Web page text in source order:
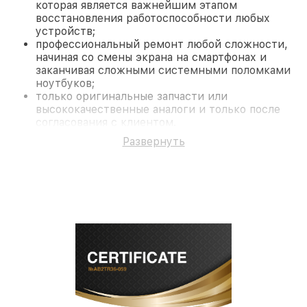
которая является важнейшим этапом
восстановления работоспособности любых
устройств;
профессиональный ремонт любой сложности,
начиная со смены экрана на смартфонах и
заканчивая сложными системными поломками
ноутбуков;
только оригинальные запчасти или
высококачественные аналоги и только после
согласования с клиентом.
На все работы и замененные комплектующие
предоставляется длительная гарантия. В случае
современное оборудование и
лицензированное ПО в ремонтно-
диагностических мастерских;
собственный склад комплектующих, что
Развернуть